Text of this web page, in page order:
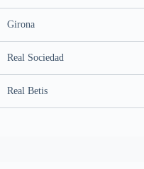
Girona
Real Sociedad
Real Betis